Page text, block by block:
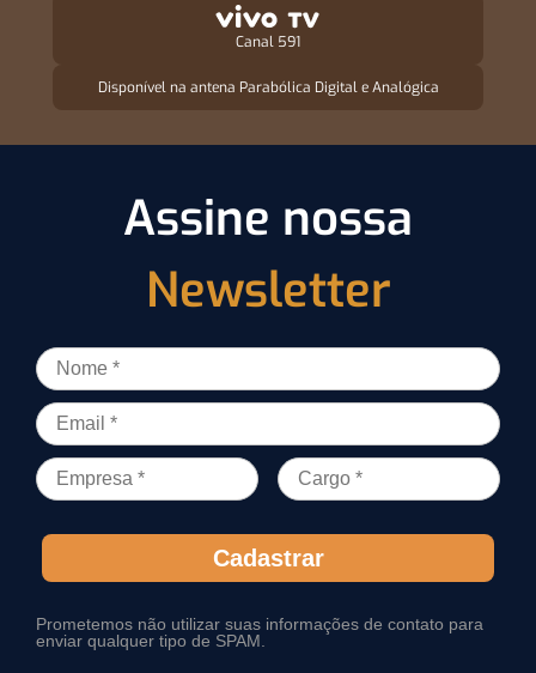
Canal 591
Disponível na antena Parabólica Digital e Analógica
Assine nossa
Newsletter
Cadastrar
Prometemos não utilizar suas informações de contato para
enviar qualquer tipo de SPAM.